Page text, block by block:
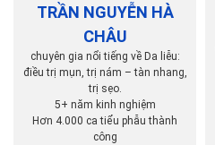
TRẦN NGUYỄN HÀ
CHÂU
chuyên gia nổi tiếng về Da liễu:
điều trị mụn, trị nám – tàn nhang,
trị sẹo.
5+ năm kinh nghiệm
Hơn 4.000 ca tiểu phẫu thành
công